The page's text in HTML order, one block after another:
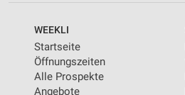
WEEKLI
Startseite
Öffnungszeiten
Alle Prospekte
Angebote